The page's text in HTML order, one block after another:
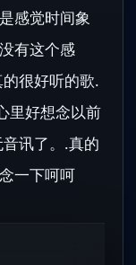
感觉时间象
有这个感
很好听的歌.
里好想念以前
讯了。.真的
一下呵呵